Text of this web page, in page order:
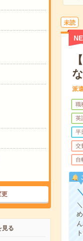
更
見る
未読
派
職
英
平
交
自